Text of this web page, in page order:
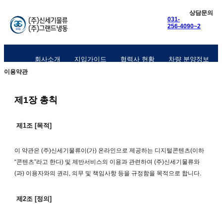
상담문의
031-
256-4090~2
회사소개 지입가이드 협력사 현황 차량 분양정보
이용약관
제1장 총칙
제1조 [목적]
이 약관은 (주)신세기물류이(가) 온라인으로 제공하는 디지털콘텐츠(이하
“콘텐츠”라고 한다) 및 제반서비스의 이용과 관련하여 (주)신세기물류와
(과) 이용자와의 권리, 의무 및 책임사항 등을 규정함을 목적으로 합니다.
제2조 [정의]